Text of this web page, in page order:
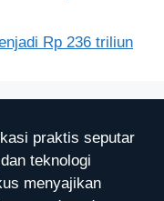
Rp 236 triliun
praktis seputar
teknologi
menyajikan